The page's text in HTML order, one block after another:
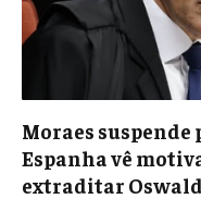
Moraes suspende
Espanha vê
extraditar